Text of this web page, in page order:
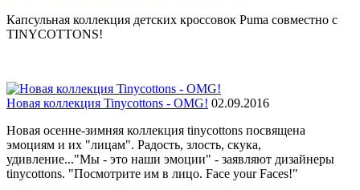
Капсульная коллекция детских кроссовок Puma совместно с
TINYCOTTONS!
Новая коллекция Tinycottons - OMG! 02.09.2016
Новая осенне-зимняя коллекция tinycottons посвящена
эмоциям и их "лицам". Радость, злость, скука,
удивление..."Мы - это наши эмоции" - заявляют дизайнеры
tinycottons. "Посмотрите им в лицо. Face your Faces!"